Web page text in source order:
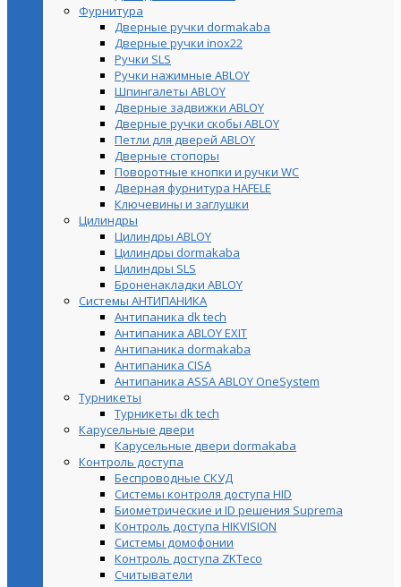
Фурнитура
Дверные ручки dormakaba
Дверные ручки inox22
Ручки SLS
Ручки нажимные ABLOY
Шпингалеты ABLOY
Дверные задвижки ABLOY
Дверные ручки скобы ABLOY
Петли для дверей ABLOY
Дверные стопоры
Поворотные кнопки и ручки WC
Дверная фурнитура HAFELE
Ключевины и заглушки
Цилиндры
Цилиндры ABLOY
Цилиндры dormakaba
Цилиндры SLS
Броненакладки ABLOY
Системы АНТИПАНИКА
Антипаника dk tech
Антипаника ABLOY EXIT
Антипаника dormakaba
Антипаника СISA
Антипаника ASSA ABLOY OneSystem
Турникеты
Турникеты dk tech
Карусельные двери
Карусельные двери dormakaba
Контроль доступа
Беспроводные СКУД
Системы контроля доступа HID
Биометрические и ID решения Suprema
Контроль доступа HIKVISION
Системы домофонии
Контроль доступа ZKTeco
Считыватели